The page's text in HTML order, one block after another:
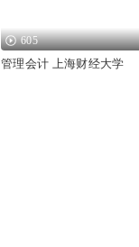
605
管理会计 上海财经大学